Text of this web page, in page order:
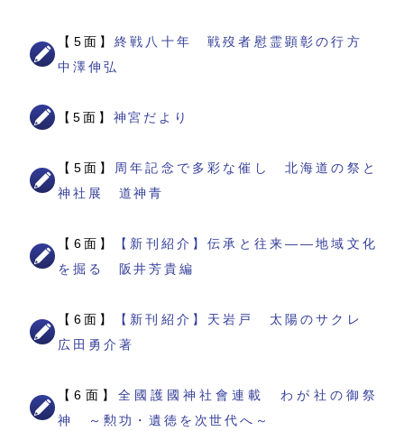
【5面】終戦八十年 戦歿者慰霊顕彰の行方
中澤伸弘
【5面】 神宮だより
【5面】
周年記念で多彩な催し 北海道の祭と
神社展 道神青
【6面】
【新刊紹介】伝承と往来――地域文化
を掘る 阪井芳貴編
【6面】
【新刊紹介】天岩戸 太陽のサクレ
広田勇介著
【6面】 全國護國神社會連載 わが社の御祭
神 ～勲功・遺徳を次世代へ～